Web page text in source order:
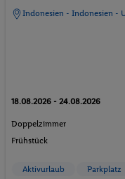
Indonesien - Indonesien -
18.08.2026 - 24.08.2026
Doppelzimmer
Frühstück
Aktivurlaub Parkplatz